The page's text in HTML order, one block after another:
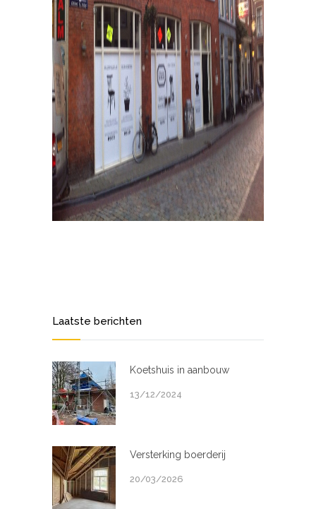
Laatste berichten
Koetshuis in aanbouw
13/12/2024
Versterking boerderij
20/03/2026